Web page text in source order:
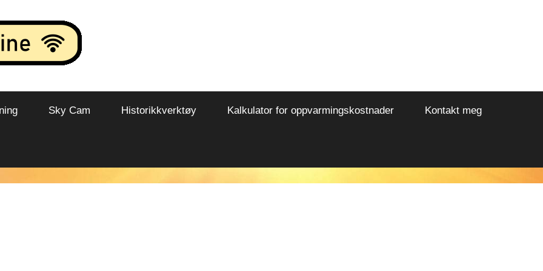
Sky Cam Historikkverktøy Kalkulator for oppvarmingskostnader Kontakt meg